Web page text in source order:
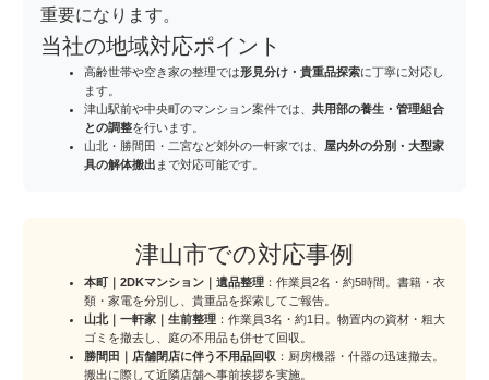
重要になります。
当社の地域対応ポイント
高齢世帯や空き家の整理では形見分け・貴重品探索に丁寧に対応し
ます。
津山駅前や中央町のマンション案件では、 共用部の養生・管理組合
との調整を行います。
山北・勝間田・二宮など郊外の一軒家では、 屋内外の分別・大型家
具の解体搬出 まで対応可能です。
津山市での対応事例
本町｜2DKマンション｜遺品整理 ：作業員2名・約5時間。書籍・衣
類・家電を分別し、貴重品を探索してご報告。
山北｜一軒家｜生前整理 ：作業員3名・約1日。物置内の資材・粗大
ゴミを撤去し、庭の不用品も併せて回収。
勝間田｜店舗閉店に伴う不用品回収 ：厨房機器・什器の迅速撤去。
搬出に際して近隣店舗へ事前挨拶を実施。